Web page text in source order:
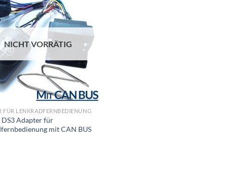
Wunschliste
hinzufügen
NICHT VORRÄTIG
FÜR LENKRADFERNBEDIENUNG
Adapter für
mit CAN BUS